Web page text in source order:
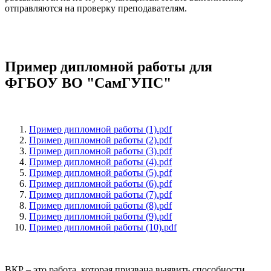
отправляются на проверку преподавателям.
Пример дипломной работы для
ФГБОУ ВО "СамГУПС"
Пример дипломной работы (1).pdf
Пример дипломной работы (2).pdf
Пример дипломной работы (3).pdf
Пример дипломной работы (4).pdf
Пример дипломной работы (5).pdf
Пример дипломной работы (6).pdf
Пример дипломной работы (7).pdf
Пример дипломной работы (8).pdf
Пример дипломной работы (9).pdf
Пример дипломной работы (10).pdf